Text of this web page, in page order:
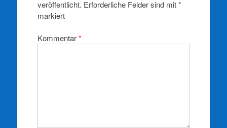
veröffentlicht. Erforderliche Felder sind mit*
markiert
Kommentar*